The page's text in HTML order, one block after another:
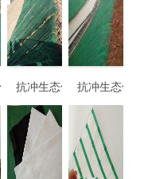
护毯
抗冲生态保护毯抗冲生态保护